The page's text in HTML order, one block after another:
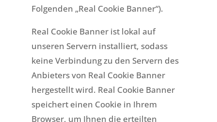
Folgenden „Real Cookie Banner“).
Real Cookie Banner ist lokal auf
unseren Servern installiert, sodass
keine Verbindung zu den Servern des
Anbieters von Real Cookie Banner
hergestellt wird. Real Cookie Banner
speichert einen Cookie in Ihrem
Browser, um Ihnen die erteilten